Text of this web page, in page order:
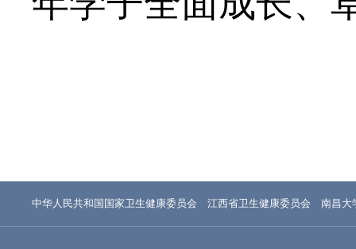
中华人民共和国国家卫生健康委员会 江西省卫生健康委员会 南昌大